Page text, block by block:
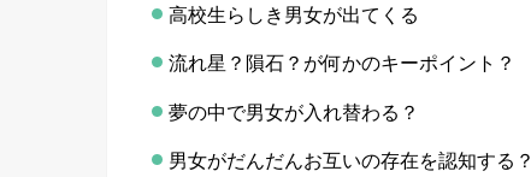
高校生らしき男女が出てくる
流れ星？隕石？が何かのキーポイント？
夢の中で男女が入れ替わる？
男女がだんだんお互いの存在を認知する？